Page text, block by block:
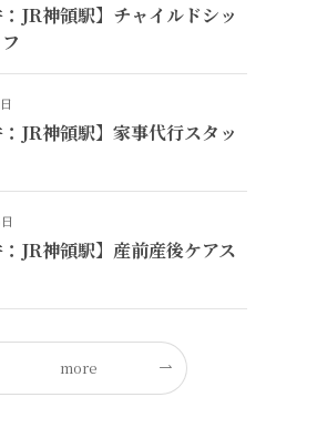
：JR神領駅】チャイルドシッ
：JR神領駅】家事代行スタッ
：JR神領駅】産前産後ケアス
more